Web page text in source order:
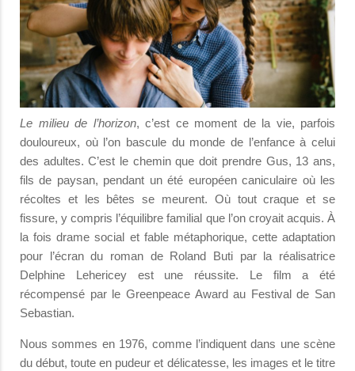
Le milieu de l’horizon, c’est ce moment de la vie, parfois
douloureux, où l’on bascule du monde de l’enfance à celui
des adultes. C’est le chemin que doit prendre Gus, 13 ans,
fils de paysan, pendant un été européen caniculaire où les
récoltes et les bêtes se meurent. Où tout craque et se
fissure, y compris l’équilibre familial que l’on croyait acquis. À
la fois drame social et fable métaphorique, cette adaptation
pour l’écran du roman de Roland Buti par la réalisatrice
Delphine Lehericey est une réussite. Le film a été
récompensé par le Greenpeace Award au Festival de San
Sebastian.
Nous sommes en 1976, comme l’indiquent dans une scène
du début, toute en pudeur et délicatesse, les images et le titre